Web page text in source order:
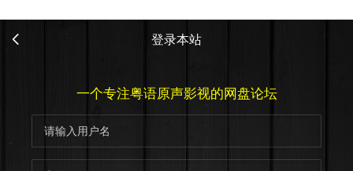
登录本站
一个专注粤语原声影视的网盘论坛